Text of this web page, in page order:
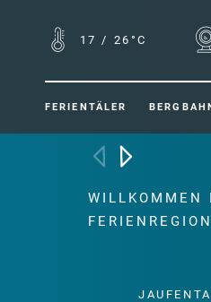
17 / 26°C
FERIENTÄLER
WILLKOMMEN